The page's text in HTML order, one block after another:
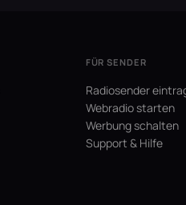
FÜR SENDER
Radiosender
Webradio starten
Werbung schalten
Support & Hilfe